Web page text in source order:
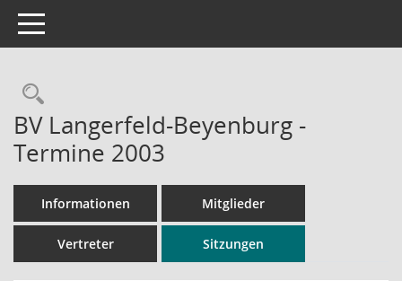
Toggle navigation
Rechercheauswahl
BV Langerfeld-Beyenburg -
Termine 2003
Informationen Mitglieder
Vertreter Sitzungen